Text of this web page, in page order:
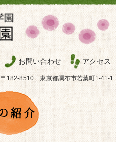
お問い合わせ アクセス
〒182-8510 東京都調布市若葉町1-41-1